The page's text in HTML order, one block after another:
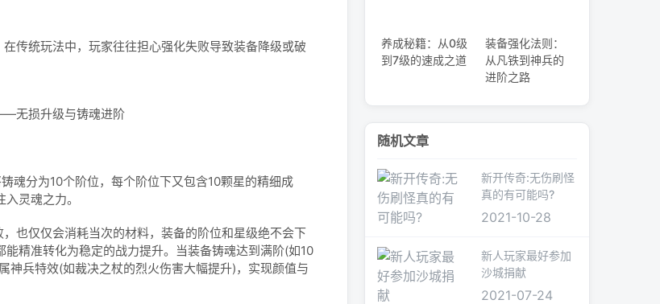
统玩法中，玩家往往担心强化失败导致装备降级或破
分为10个阶位，每个阶位下又包含10颗星的精细成
灵魂之力。
也仅仅会消耗当次的材料，装备的阶位和星级绝不会下
精准转化为稳定的战力提升。当装备铸魂达到满阶(如10
神兵特效(如裁决之杖的烈火伤害大幅提升)，实现颜值与
养成秘籍：从0级
到7级的速成之道
装备强化法则：
从凡铁到神兵的
进阶之路
随机文章
新开传奇:无伤刷怪
真的有可能吗?
2021-10-28
新人玩家最好参加
沙城捐献
2021-07-24